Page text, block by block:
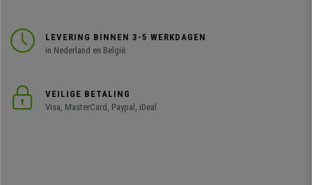
LEVERING BINNEN 3-5 WERKDAGEN
in Nederland en België
VEILIGE BETALING
Visa, MasterCard, Paypal, iDeal